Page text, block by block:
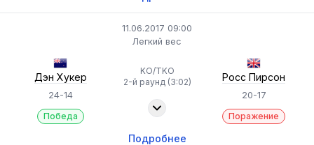
11.06.2017 09:00
Легкий вес
Дэн Хукер
24-14
Победа
KO/TKO
2-й раунд (3:02)
Росс Пирсон
20-17
Поражение
Подробнее